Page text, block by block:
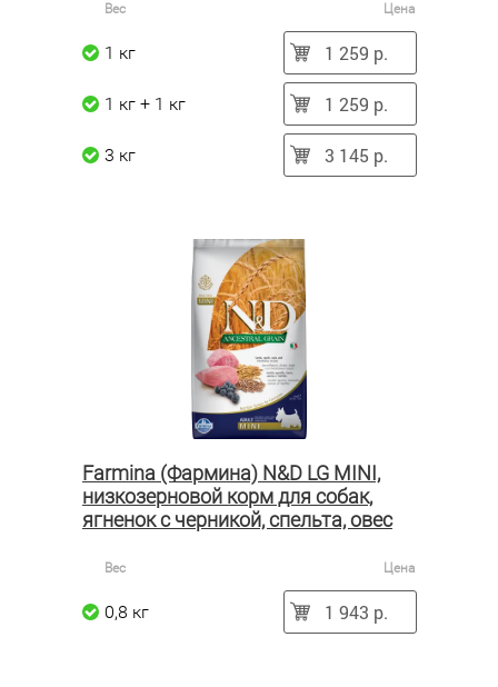
Вес Цена
1 кг 1 259 р.
1 кг + 1 кг 1 259 р.
3 кг 3 145 р.
Farmina (Фармина) N&D LG MINI,
низкозерновой корм для собак,
ягненок с черникой, спельта, овес
Вес Цена
0,8 кг 1 943 р.